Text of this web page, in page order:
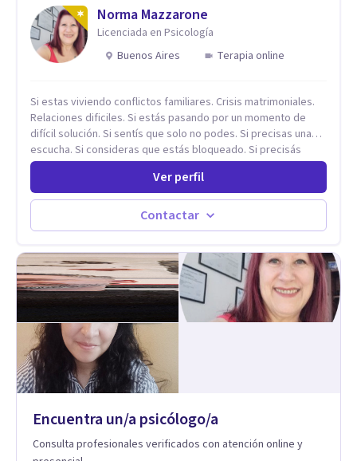
Norma Mazzarone
Licenciada en Psicología
Buenos Aires
Terapia online
Si estas viviendo conflictos familiares. Crisis matrimoniales.
Relaciones dificiles. Si estás pasando por un momento de
difícil solución. Si sentís que solo no podes. Si precisas una
escucha. Si consideras que estás bloqueado. Si precisás
comprensión. Si no logras definir proyectos, objetivos,
sueños, deseos. Si pensás que lo que te pasa no es tan
grave, pero podría ayudar. Si estás en adicciones y tu
intención es hacer algo con lo que te está pasando. No dudes
en comunicarte a fin de comenzar a resolver la situación que
Ver perfil
Contactar
Encuentra un/a psicólogo/a
Consulta profesionales verificados con atención online y